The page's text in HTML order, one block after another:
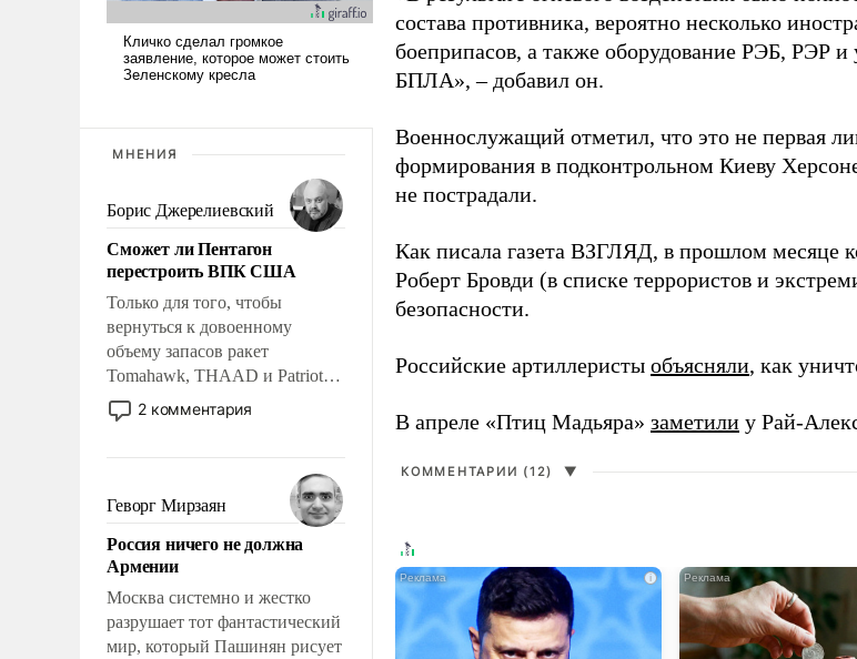
МНЕНИЯ
Борис Джерелиевский
Сможет ли Пентагон
перестроить ВПК США
Только для того, чтобы
вернуться к довоенному
объему запасов ракет
Tomahawk, THAAD и Patriot
США потребуется более трех
лет. Даже небольшая война с
Сложившаяся ситуация
означает многолетний период
уязвимости США, например,
перед Китаем.
2 комментария
Геворг Мирзаян
Россия ничего не должна
Армении
Москва системно и жестко
разрушает тот фантастический
мир, который Пашинян рисует
состава противника, вероятно несколько
боеприпасов, а также оборудование РЭБ, РЭР и
БПЛА», – добавил он.
Военнослужащий отметил, что это не первая
формирования в подконтрольном Киеву
не пострадали.
Как писала газета ВЗГЛЯД, в прошлом месяце
Роберт Бровди (в списке террористов и
безопасности.
Российские артиллеристы объясняли, как
В апреле «Птиц Мадьяра» заметили у Рай-
КОММЕНТАРИИ (12) ▼
i